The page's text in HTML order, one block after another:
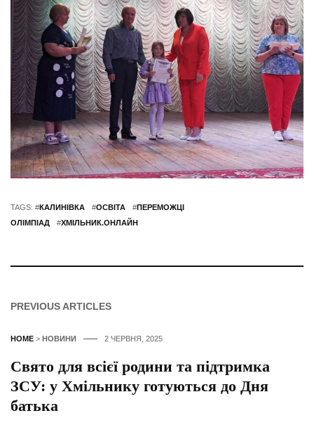
TAGS: #КАЛИНІВКА #ОСВІТА #ПЕРЕМОЖЦІ
ОЛІМПІАД
#ХМІЛЬНИК.ОНЛАЙН
PREVIOUS ARTICLES
HOME > НОВИНИ 2 ЧЕРВНЯ, 2025
Свято для всієї родини та підтримка
ЗСУ: у Хмільнику готуються до Дня
батька